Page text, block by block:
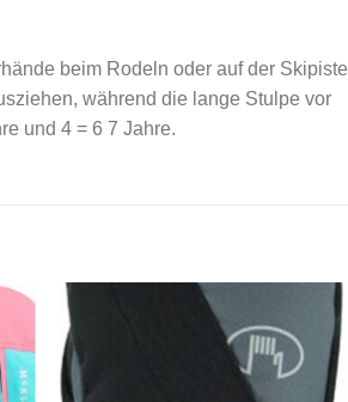
beim Rodeln oder auf der Skipiste
während die lange Stulpe vor
und 4 = 6 7 Jahre.
to
Add to
wishlist